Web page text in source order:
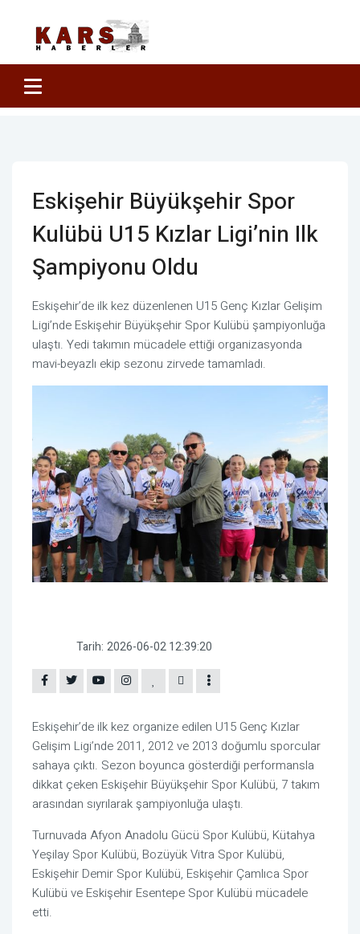
Eskişehir Büyükşehir Spor
Kulübü U15 Kızlar Ligi’nin Ilk
Şampiyonu Oldu
Eskişehir’de ilk kez düzenlenen U15 Genç Kızlar Gelişim
Ligi’nde Eskişehir Büyükşehir Spor Kulübü şampiyonluğa
ulaştı. Yedi takımın mücadele ettiği organizasyonda
mavi-beyazlı ekip sezonu zirvede tamamladı.
Tarih: 2026-06-02 12:39:20
Eskişehir’de ilk kez organize edilen U15 Genç Kızlar
Gelişim Ligi’nde 2011, 2012 ve 2013 doğumlu sporcular
sahaya çıktı. Sezon boyunca gösterdiği performansla
dikkat çeken Eskişehir Büyükşehir Spor Kulübü, 7 takım
arasından sıyrılarak şampiyonluğa ulaştı.
Turnuvada Afyon Anadolu Gücü Spor Kulübü, Kütahya
Yeşilay Spor Kulübü, Bozüyük Vitra Spor Kulübü,
Eskişehir Demir Spor Kulübü, Eskişehir Çamlıca Spor
Kulübü ve Eskişehir Esentepe Spor Kulübü mücadele
etti.